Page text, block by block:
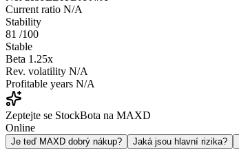
Current ratio N/A
Stability
81 /100
Stable
Beta 1.25x
Rev. volatility N/A
Profitable years N/A
Zeptejte se StockBota na MAXD
Online
Je teď MAXD dobrý nákup? Jaká jsou hlavní rizika?